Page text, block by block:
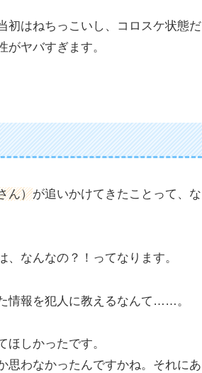
初はねちっこいし、コロスケ状態だ
ヤバすぎます。
ん）が追いかけてきたことって、な
なんなの？！ってなります。
情報を犯人に教えるなんて……。
しかったです。
思わなかったんですかね。それにあ